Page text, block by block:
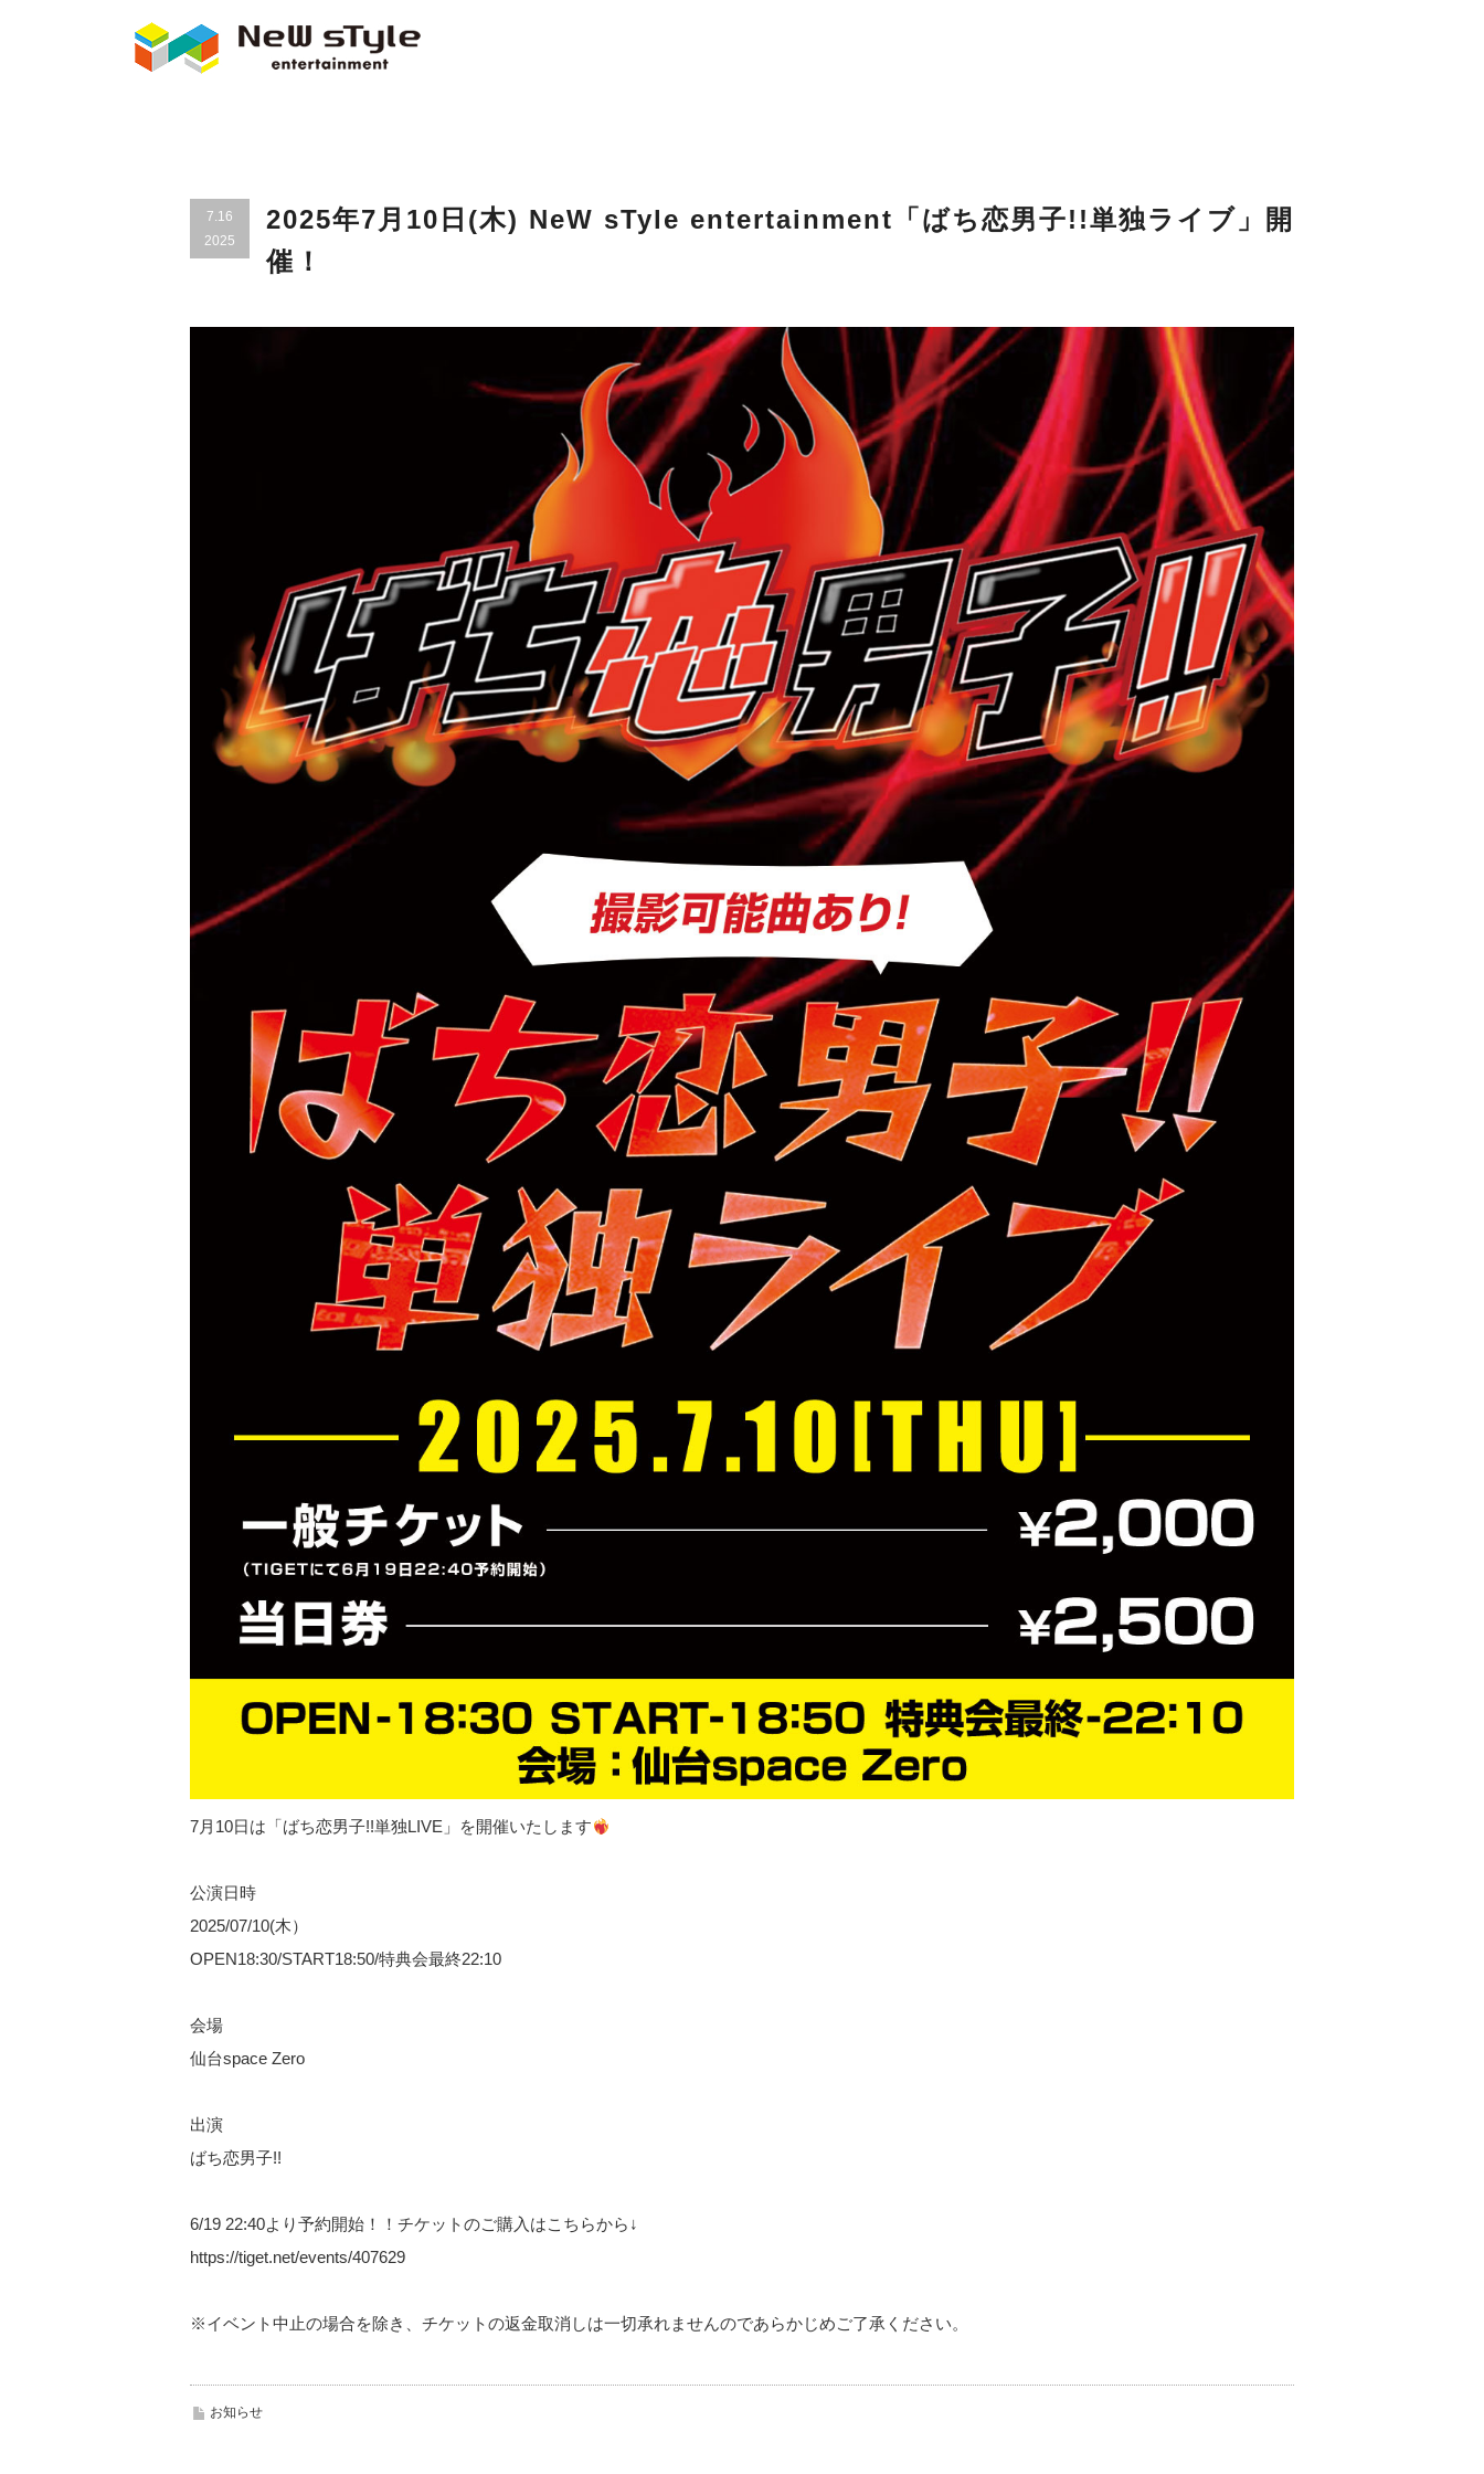
7.16
2025
2025年7月10日(木) NeW sTyle entertainment「ばち恋男子!!単独ライブ」開
催！
7月10日は「ばち恋男子!!単独LIVE」を開催いたします
公演日時
2025/07/10(木）
OPEN18:30/START18:50/特典会最終22:10
会場
仙台space Zero
出演
ばち恋男子!!
6/19 22:40より予約開始！！チケットのご購入はこちらから↓
https://tiget.net/events/407629
※イベント中止の場合を除き、チケットの返金取消しは一切承れませんのであらかじめご了承ください。
お知らせ